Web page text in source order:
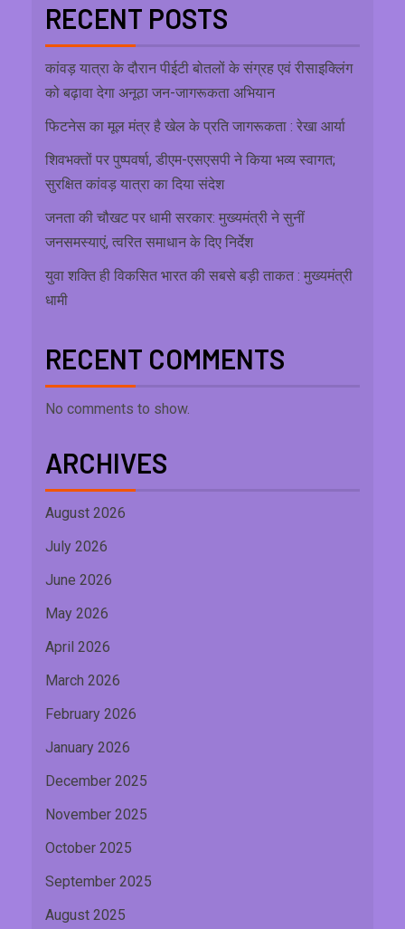
RECENT POSTS
कांवड़ यात्रा के दौरान पीईटी बोतलों के संग्रह एवं रीसाइक्लिंग
को बढ़ावा देगा अनूठा जन-जागरूकता अभियान
फिटनेस का मूल मंत्र है खेल के प्रति जागरूकता : रेखा आर्या
शिवभक्तों पर पुष्पवर्षा, डीएम-एसएसपी ने किया भव्य स्वागत;
सुरक्षित कांवड़ यात्रा का दिया संदेश
जनता की चौखट पर धामी सरकार: मुख्यमंत्री ने सुनीं
जनसमस्याएं, त्वरित समाधान के दिए निर्देश
युवा शक्ति ही विकसित भारत की सबसे बड़ी ताकत : मुख्यमंत्री
धामी
RECENT COMMENTS
No comments to show.
ARCHIVES
August 2026
July 2026
June 2026
May 2026
April 2026
March 2026
February 2026
January 2026
December 2025
November 2025
October 2025
September 2025
August 2025